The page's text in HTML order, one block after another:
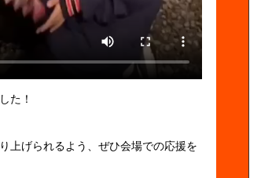
た！
上げられるよう、ぜひ会場での応援を